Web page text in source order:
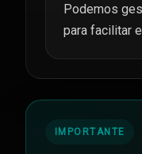
Podemos
para facilitar
IMPORTANTE